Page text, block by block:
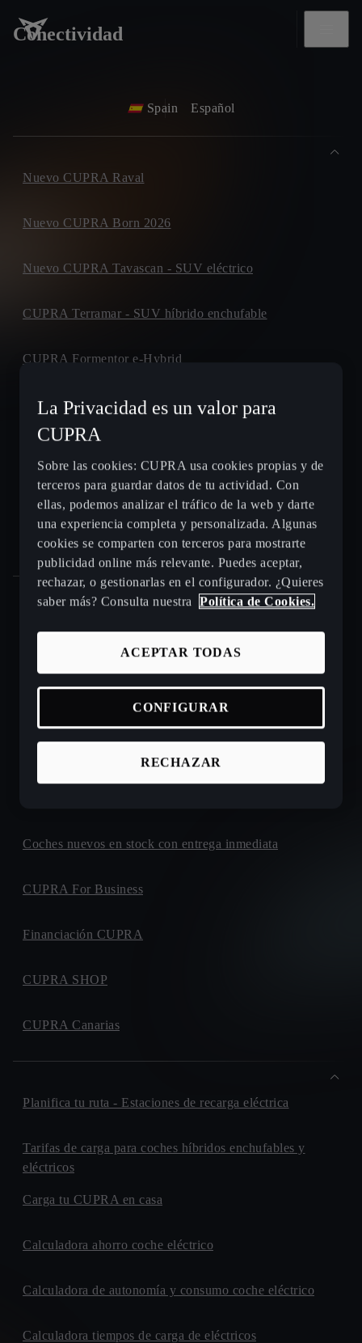
Conectividad
Spain Español
Nuevo CUPRA Raval
Nuevo CUPRA Born 2026
Nuevo CUPRA Tavascan - SUV eléctrico
CUPRA Terramar - SUV híbrido enchufable
CUPRA Formentor e-Hybrid
CUPRA León e-HYBRID
CUPRA Ateca - SUV compacto
Gama CUPRA e-HYBRID - coches híbridos enchufables
Coches de ocasión en stock
Coches nuevos en stock con entrega inmediata
CUPRA For Business
Financiación CUPRA
CUPRA SHOP
CUPRA Canarias
Planifica tu ruta - Estaciones de recarga eléctrica
Tarifas de carga para coches híbridos enchufables y
eléctricos
Carga tu CUPRA en casa
Calculadora ahorro coche eléctrico
Calculadora de autonomía y consumo coche eléctrico
Calculadora tiempos de carga de eléctricos
La Privacidad es un valor para
CUPRA
Sobre las cookies: CUPRA usa cookies propias y de
terceros para guardar datos de tu actividad. Con
ellas, podemos analizar el tráfico de la web y darte
una experiencia completa y personalizada. Algunas
cookies se comparten con terceros para mostrarte
publicidad online más relevante. Puedes aceptar,
rechazar, o gestionarlas en el configurador. ¿Quieres
saber más? Consulta nuestra
Política de Cookies.
RECHAZAR
ACEPTAR TODAS
CONFIGURAR